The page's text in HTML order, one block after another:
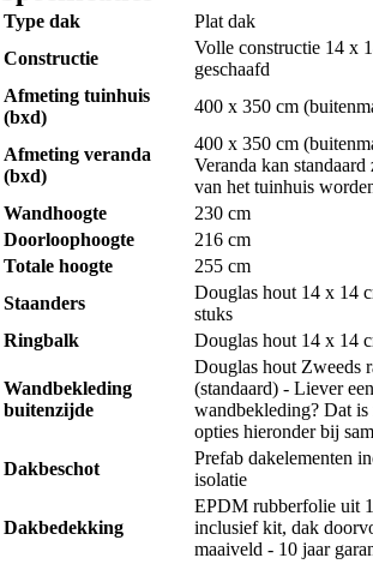
Type dak
Plat dak
Constructie
Volle constructie 14 x
geschaafd
Afmeting tuinhuis
(bxd)
400 x 350 cm
Afmeting veranda
(bxd)
400 x 350 cm
Veranda kan
van het tuinhuis
Wandhoogte
230 cm
Doorloophoogte
216 cm
Totale hoogte
255 cm
Staanders
Douglas hout 14 x 14
stuks
Ringbalk
Douglas hout 14 x 14
Wandbekleding
buitenzijde
Douglas hout Zweeds
(standaard) - Liever
wandbekleding? Dat
opties hieronder bij
Dakbeschot
Prefab dakelementen
isolatie
Dakbedekking
EPDM rubberfolie uit
inclusief kit, dak
maaiveld - 10 jaar